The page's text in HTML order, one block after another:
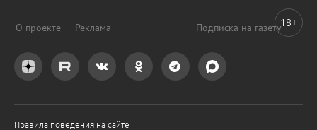
О проекте Реклама Подписка на газету
Правила поведения на сайте
18+